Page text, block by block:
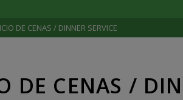
DE CENAS / DINNER SERVICE
DE CENAS /